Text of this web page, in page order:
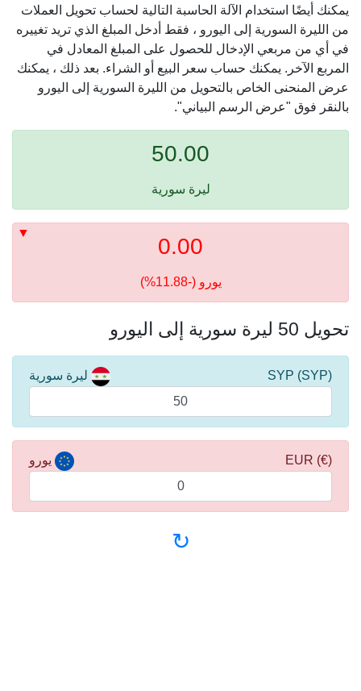
يمكنك أيضًا استخدام الآلة الحاسبة التالية لحساب تحويل العملات
من الليرة السورية إلى اليورو ، فقط أدخل المبلغ الذي تريد تغييره
في أي من مربعي الإدخال للحصول على المبلغ المعادل في
المربع الآخر. يمكنك حساب سعر البيع أو الشراء. بعد ذلك ، يمكنك
عرض المنحنى الخاص بالتحويل من الليرة السورية إلى اليورو
بالنقر فوق "عرض الرسم البياني".
50.00
ليرة سورية
0.00
يورو (-11.88%)
تحويل 50 ليرة سورية إلى اليورو
ليرة سورية (SYP) SYP
يورو (€) EUR
↻